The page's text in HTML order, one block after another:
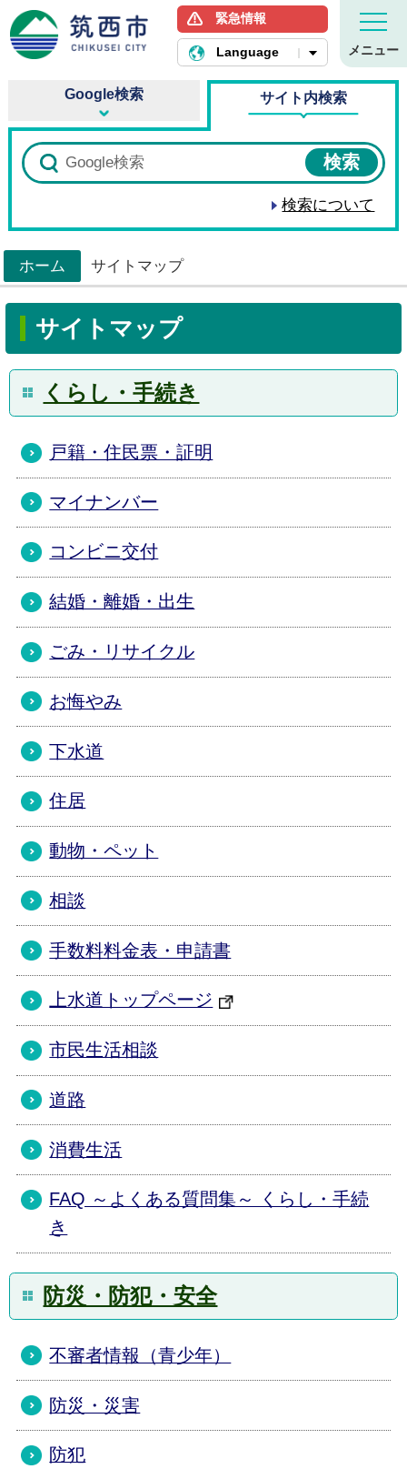
筑西市ホームページ
緊急情報
Language メニュー
Google検索 サイト内検索
検索について
ホーム
サイトマップ
サイトマップ
くらし・手続き
戸籍・住民票・証明
マイナンバー
コンビニ交付
結婚・離婚・出生
ごみ・リサイクル
お悔やみ
下水道
住居
動物・ペット
相談
手数料料金表・申請書
上水道トップページ
市民生活相談
道路
消費生活
FAQ ～よくある質問集～ くらし・手続
き
防災・防犯・安全
不審者情報（青少年）
防災・災害
防犯